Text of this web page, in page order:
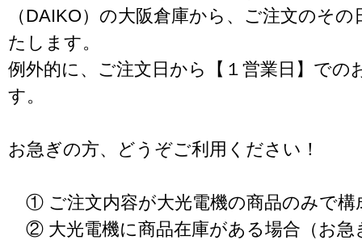
（DAIKO）の大阪倉庫から、ご注文のそ
たします。
例外的に、ご注文日から【１営業日】での
す。
お急ぎの方、どうぞご利用ください！
① ご注文内容が大光電機の商品のみで構
② 大光電機に商品在庫がある場合（お急